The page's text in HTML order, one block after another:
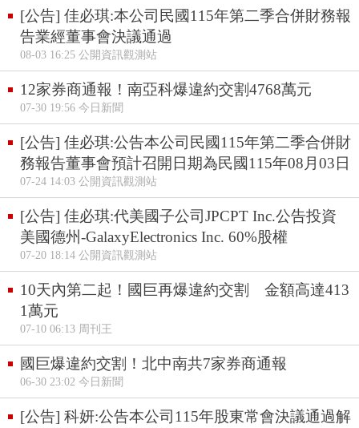
[公告] 佳必琪:本公司民國115年第二季合併財務報
告業經董事會決議通過
08-03 16:25 公開資訊觀測站
12家券商通報！南亞科爆違約交割4768萬元
07-30 19:56 今日新聞
[公告] 佳必琪:公告本公司民國115年第二季合併財
務報告董事會預計召開日期為民國115年08月03日
07-24 14:03 公開資訊觀測站
[公告] 佳必琪:代美國子公司JPCPT Inc.公告投資
美國德州-GalaxyElectronics Inc. 60%股權
07-20 18:14 公開資訊觀測站
10天內第二起！國巨再爆違約交割 金額高達413
1萬元
07-10 06:13 周刊王
國巨爆違約交割！北中南共7家券商通報
06-30 23:02 今日新聞
[公告] 科妍:公告本公司115年股東常會決議通過解